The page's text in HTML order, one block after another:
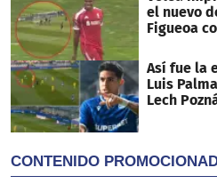
el nuevo
Figueoa
Así fue la
Luis
Lech